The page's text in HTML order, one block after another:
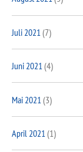
Juli 2021 (7)
Juni 2021(4)
Mai 2021 (3)
April 2021 (1)